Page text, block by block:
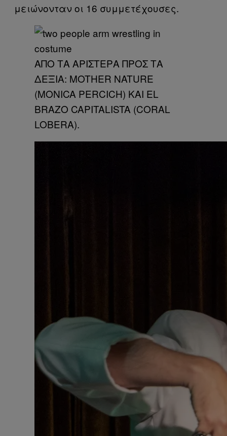
μειώνονταν οι 16 συμμετέχουσες.
ΑΠΟ ΤΑ ΑΡΙΣΤΕΡΑ ΠΡΟΣ ΤΑ
ΔΕΞΙΑ: MOTHER NATURE
(MONICA PERCICH) ΚΑΙ EL
BRAZO CAPITALISTA (CORAL
LOBERA).